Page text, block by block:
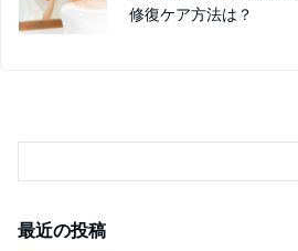
修復ケア方法は？
最近の投稿